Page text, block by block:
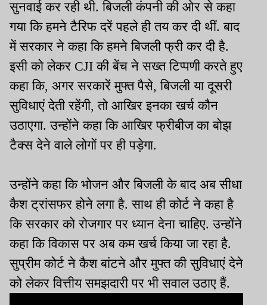
सुनवाई कर रही थी. बिजली कंपनी की ओर से कहा
गया कि हमने टैरिफ दरें पहले ही तय कर दी थीं. बाद
में सरकार ने कहा कि हमने बिजली फ्री कर दी है.
इसी को लेकर CJI की बेंच ने सख्त टिप्पणी करते हुए
कहा कि, अगर सरकारें मुफ्त पैसे, बिजली या दूसरी
सुविधाएं देती रहेंगी, तो आखिर इनका खर्च कौन
उठाएगा. उन्होंने कहा कि आखिर फ्रीबीज का बोझ
टैक्स देने वाले लोगों पर ही पड़ेगा.
उन्होंने कहा कि भोजन और बिजली के बाद अब सीधा
कैश ट्रांसफर होने लगा है. साथ ही कोर्ट ने कहा है
कि सरकार को रोजगार पर ध्यान देना चाहिए. उन्होंने
कहा कि विकास पर अब कम खर्च किया जा रहा है.
सुप्रीम कोर्ट ने कैश बांटने और मुफ्त की सुविधाएं देने
को लेकर वित्तीय समझदारी पर भी सवाल उठाए हैं.